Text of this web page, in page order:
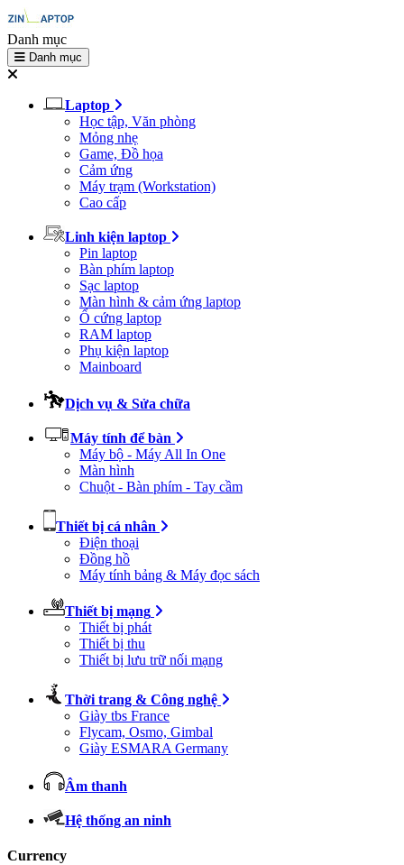
Danh mục
Danh mục
Laptop
Học tập, Văn phòng
Mỏng nhẹ
Game, Đồ họa
Cảm ứng
Máy trạm (Workstation)
Cao cấp
Linh kiện laptop
Pin laptop
Bàn phím laptop
Sạc laptop
Màn hình & cảm ứng laptop
Ổ cứng laptop
RAM laptop
Phụ kiện laptop
Mainboard
Dịch vụ & Sửa chữa
Máy tính để bàn
Máy bộ - Máy All In One
Màn hình
Chuột - Bàn phím - Tay cầm
Thiết bị cá nhân
Điện thoại
Đồng hồ
Máy tính bảng & Máy đọc sách
Thiết bị mạng
Thiết bị phát
Thiết bị thu
Thiết bị lưu trữ nối mạng
Thời trang & Công nghệ
Giày tbs France
Flycam, Osmo, Gimbal
Giày ESMARA Germany
Âm thanh
Hệ thống an ninh
Currency